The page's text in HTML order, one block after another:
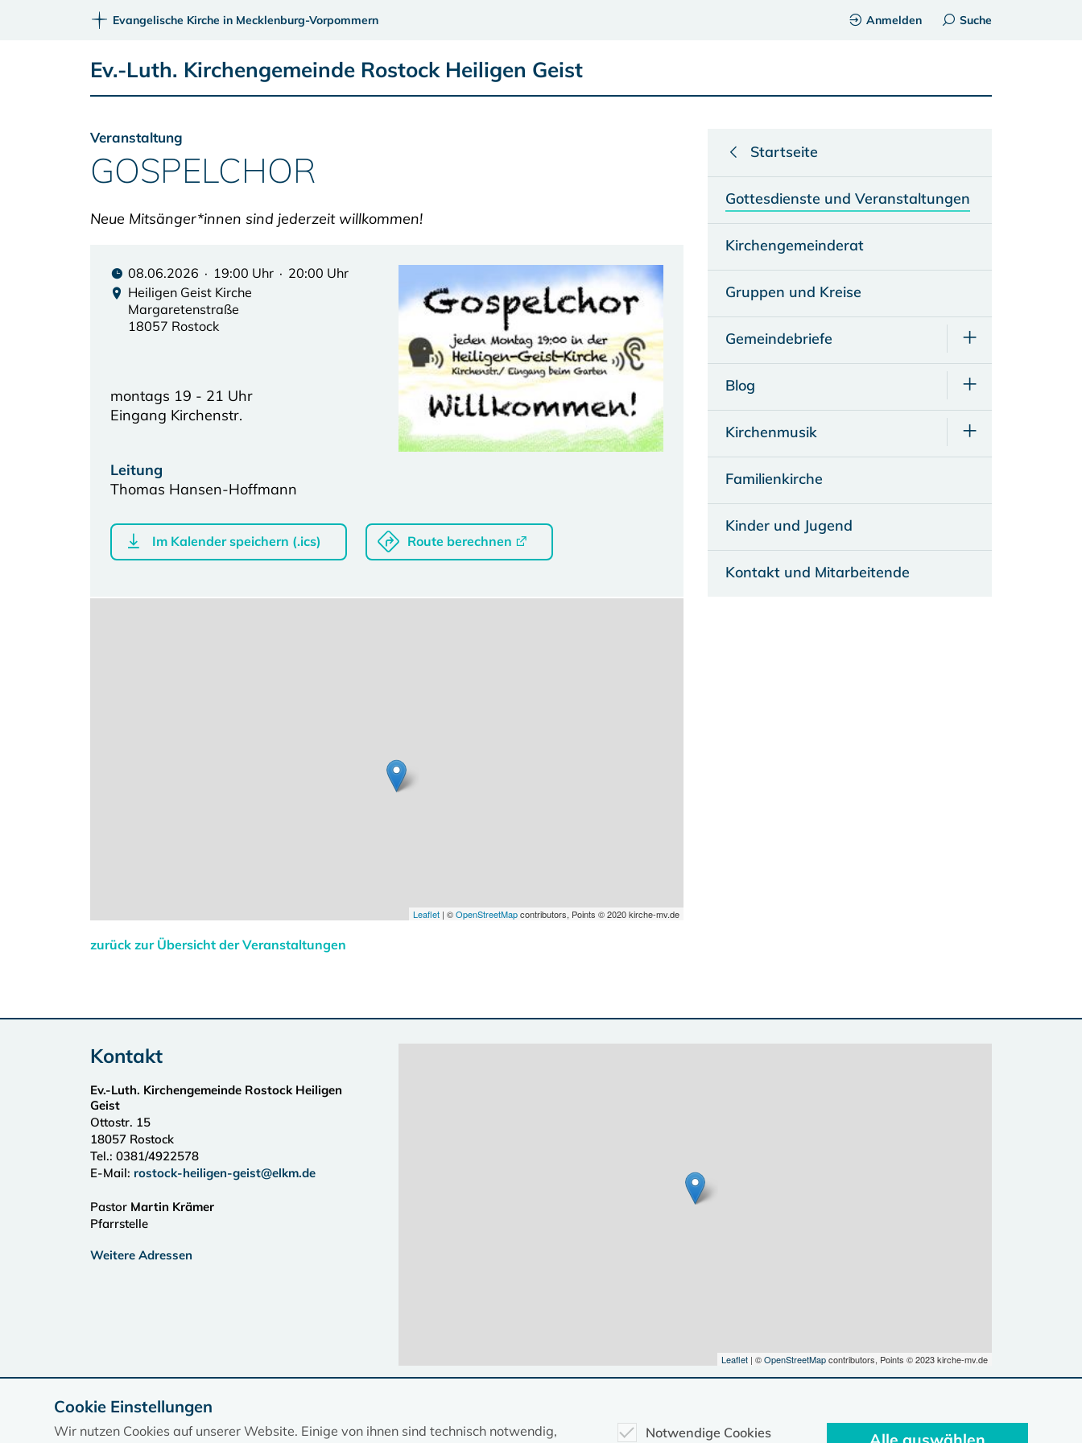
Evangelische Kirche in Mecklenburg-Vorpommern Anmelden Suche
Ev.-Luth. Kirchengemeinde Rostock Heiligen Geist
Veranstaltung
GOSPELCHOR
Neue Mitsänger*innen sind jederzeit willkommen!
08.06.2026 · 19:00 Uhr · 20:00 Uhr
Heiligen Geist Kirche
Margaretenstraße
18057 Rostock
montags 19 - 21 Uhr
Eingang Kirchenstr.
Leitung
Thomas Hansen-Hoffmann
Im Kalender speichern (.ics) Route berechnen
Leaflet| ©OpenStreetMapcontributors, Points © 2020 kirche-mv.de
zurück zur Übersicht der Veranstaltungen
Startseite
Gottesdienste und Veranstaltungen
Kirchengemeinderat
Gruppen und Kreise
Gemeindebriefe
Blog
Kirchenmusik
Familienkirche
Kinder und Jugend
Kontakt und Mitarbeitende
Kontakt
Ev.-Luth. Kirchengemeinde Rostock Heiligen
Geist
Ottostr. 15
18057 Rostock
Tel.: 0381/4922578
E-Mail: rostock-heiligen-geist@elkm.de
Pastor Martin Krämer
Pfarrstelle
Weitere Adressen
Leaflet| ©OpenStreetMapcontributors, Points © 2023 kirche-mv.de
Diese Seite gehört zum Portal kirche-mv.de
Cookie Einstellungen
Wir nutzen Cookies auf unserer Website. Einige von ihnen sind technisch notwendig,
Notwendige Cookies